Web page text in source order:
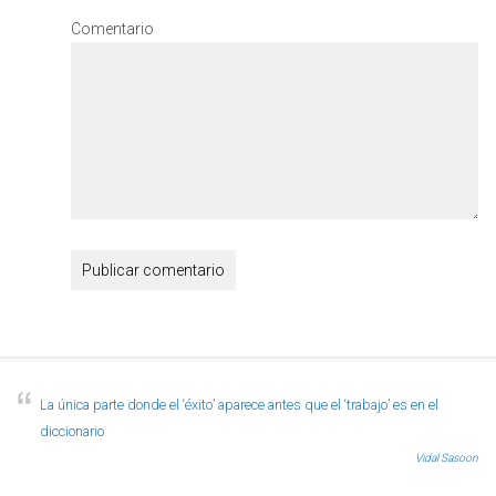
Comentario
La única parte donde el ‘éxito’ aparece antes que el ‘trabajo’ es en el
diccionario
Vidal Sasoon